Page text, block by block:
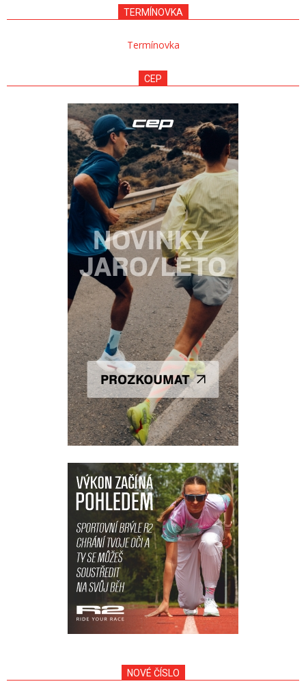
TERMÍNOVKA
Termínovka
CEP
NOVÉ ČÍSLO